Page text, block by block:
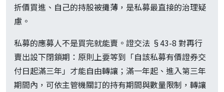
折價買進、自己的持股被攤薄，是私募最直接的治理疑
慮。
私募的應募人不是買完就能賣。證交法 §43-8 對再行
賣出設下閉鎖期：原則上要等到「自該私募有價證券交
付日起滿三年」才能自由轉讓；滿一年起、進入第三年
期間內，可依主管機關訂的持有期間與數量限制，轉讓